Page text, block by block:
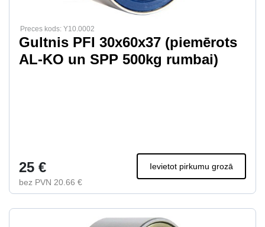
Preces kods: Y10.0002
Gultnis PFI 30x60x37 (piemērots
AL-KO un SPP 500kg rumbai)
25 €
bez PVN 20.66 €
Ievietot pirkumu grozā